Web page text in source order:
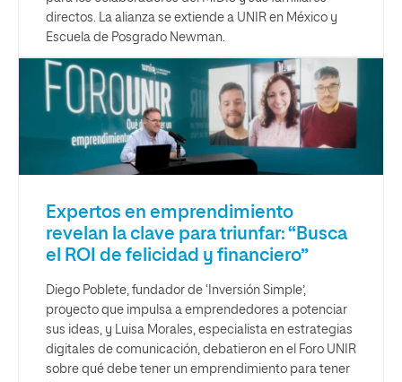
directos. La alianza se extiende a UNIR en México y
Escuela de Posgrado Newman.
Expertos en emprendimiento
revelan la clave para triunfar: “Busca
el ROI de felicidad y financiero”
Diego Poblete, fundador de ‘Inversión Simple’,
proyecto que impulsa a emprendedores a potenciar
sus ideas, y Luisa Morales, especialista en estrategias
digitales de comunicación, debatieron en el Foro UNIR
sobre qué debe tener un emprendimiento para tener